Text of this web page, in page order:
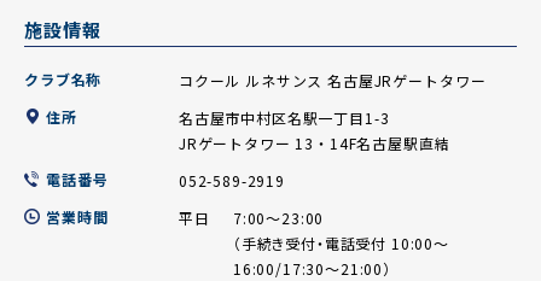
施設情報
クラブ名称
コクール ルネサンス 名古屋JRゲートタワー
住所
名古屋市中村区名駅一丁目1-3
JRゲートタワー 13・14F名古屋駅直結
電話番号
052-589-2919
営業時間
平日
7:00～23:00
（手続き受付・電話受付 10:00～
16:00/17:30～21:00）